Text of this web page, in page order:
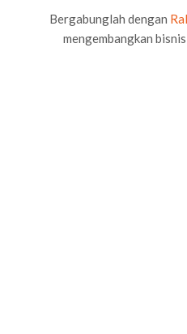
Bergabunglah dengan
mengembangkan